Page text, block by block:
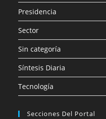
Presidencia
Sector
Sin categoría
Síntesis Diaria
Tecnología
Secciones Del Portal